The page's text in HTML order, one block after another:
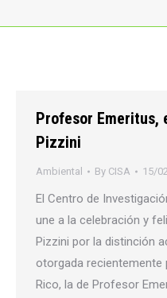
Profesor Emeritus,
Pizzini
Ambiental By CISA 15/
El Centro de
une a la celebración y
Pizzini por la distinción
otorgada recientemente
Rico, la de Profesor